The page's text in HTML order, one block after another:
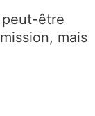
peut-être
mais